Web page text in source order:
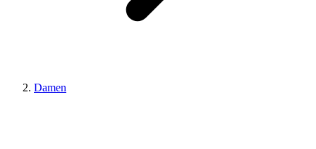
Damen